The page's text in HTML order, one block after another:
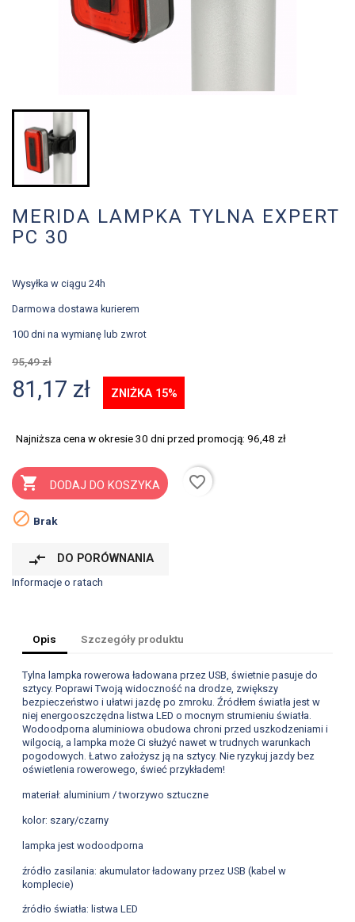
MERIDA LAMPKA TYLNA EXPERT
PC 30
Wysyłka w ciągu 24h
Darmowa dostawa kurierem
100 dni na wymianę lub zwrot
95,49 zł
81,17 zł ZNIŻKA 15%
Najniższa cena w okresie 30 dni przed promocją: 96,48 zł
 DODAJ DO KOSZYKA
favorite_border
 Brak
compare_arrows DO PORÓWNANIA
Informacje o ratach
Opis Szczegóły produktu
Tylna lampka rowerowa ładowana przez USB, świetnie pasuje do
sztycy. Poprawi Twoją widoczność na drodze, zwiększy
bezpieczeństwo i ułatwi jazdę po zmroku. Źródłem światła jest w
niej energooszczędna listwa LED o mocnym strumieniu światła.
Wodoodporna aluminiowa obudowa chroni przed uszkodzeniami i
wilgocią, a lampka może Ci służyć nawet w trudnych warunkach
pogodowych. Łatwo założysz ją na sztycy. Nie ryzykuj jazdy bez
oświetlenia rowerowego, świeć przykładem!
materiał: aluminium / tworzywo sztuczne
kolor: szary/czarny
lampka jest wodoodporna
źródło zasilania: akumulator ładowany przez USB (kabel w
komplecie)
źródło światła: listwa LED